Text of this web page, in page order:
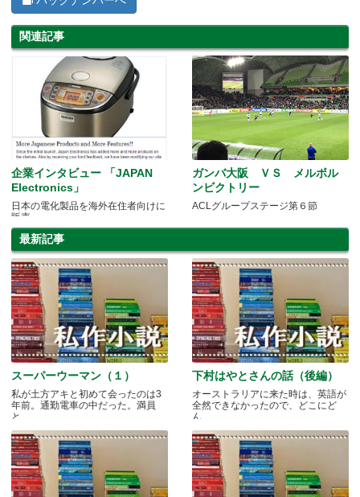
関連記事
企業インタビュー 「JAPAN
Electronics」
日本の電化製品を海外在住者向けに
販売
ガンバ大阪 ＶＳ メルボル
ンビクトリー
ACLグループステージ第６節
最新記事
スーパーウーマン（１）
私が土方アキと初めて会ったのは3
年前。通勤電車の中だった。満員
と.....
下村はやとさんの話（後編）
オーストラリアに来た時は、英語が
全然できなかったので、どこにど
ん.....